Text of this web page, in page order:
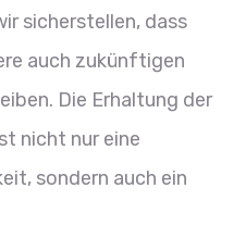
sicherstellen, dass
auch zukünftigen
Die Erhaltung der
nicht nur eine
sondern auch ein